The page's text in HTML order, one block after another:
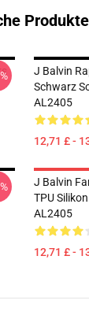
Produkte
J Balvin
Schwarz
AL2405
12,71 £ -
J Balvin
TPU
AL2405
12,71 £ -